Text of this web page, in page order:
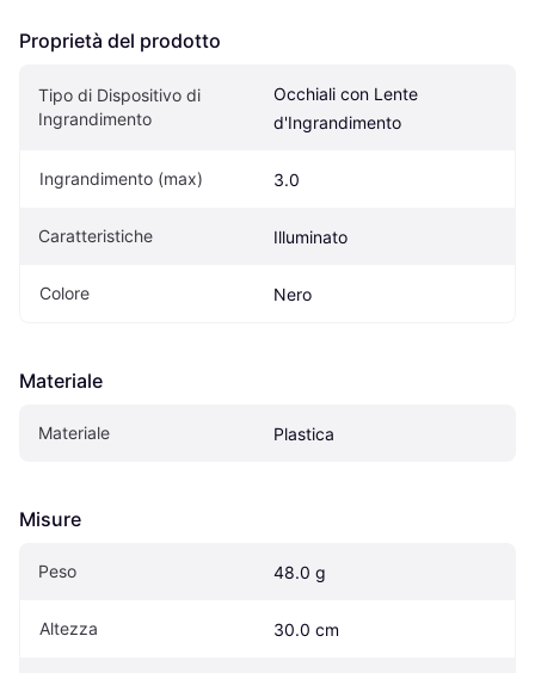
Proprietà del prodotto
Tipo di Dispositivo di
Ingrandimento
Occhiali con Lente
d'Ingrandimento
Ingrandimento (max) 3.0
Caratteristiche Illuminato
Colore Nero
Materiale
Materiale Plastica
Misure
Peso 48.0 g
Altezza 30.0 cm